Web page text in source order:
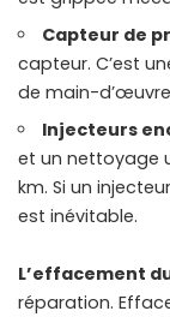
Capteur de
capteur. C’est
de main-
Injecteurs
et un nettoyage
km. Si un
est inévitable.
L’effacement
réparation.